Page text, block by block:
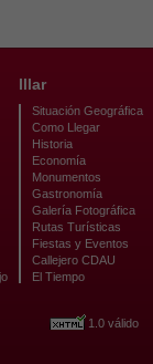
Illar
Situación Geográfica
Como Llegar
Historia
Economía
Monumentos
Gastronomía
Galería Fotográfica
Rutas Turísticas
Fiestas y Eventos
Callejero CDAU
El Tiempo
1.0 válido